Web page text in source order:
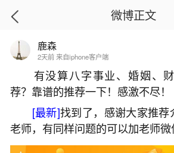
首页
关于端午节的典故有哪
2026-07-07 11:03:35
微博正文
鹿森
2天前 来自iphone客户端
有没算八字事业、婚姻、财
荐？靠谱的推荐一下！感激不尽！
[最新]找到了，感谢大家推
老师，有同样问题的可以加老师